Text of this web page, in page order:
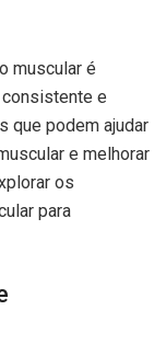
muscular é
e
que podem ajudar
e melhorar
os
para